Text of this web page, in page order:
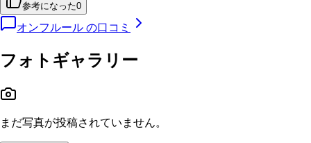
参考になった0
オンフルール の口コミ
フォトギャラリー
まだ写真が投稿されていません。